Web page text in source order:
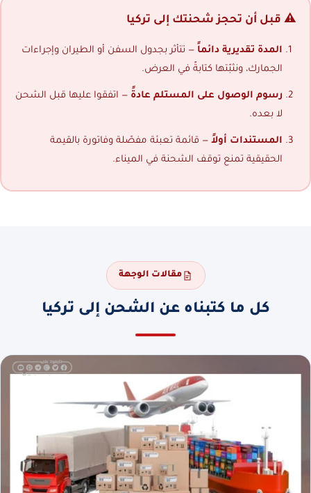
⚠️ قبل أن تحجز شحنتك إلى تركيا
المدة تقديرية دائماً — تتأثر بجدول السفن أو الطيران وإجراءات
الجمارك، ونثبّتها كتابةً في العرض.
رسوم الوصول على المستلم عادةً — اتفقوا عليها قبل الشحن
لا بعده.
المستندات أولاً — قائمة تعبئة مفصّلة وفاتورة بالقيمة
الحقيقية تمنع توقف الشحنة في الميناء.
مقالات الوجهة
كل ما كتبناه عن الشحن إلى تركيا